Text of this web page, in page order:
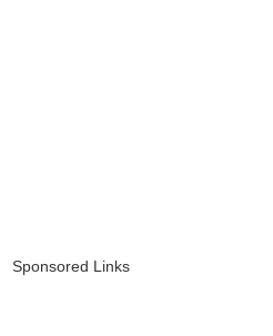
Sponsored Links